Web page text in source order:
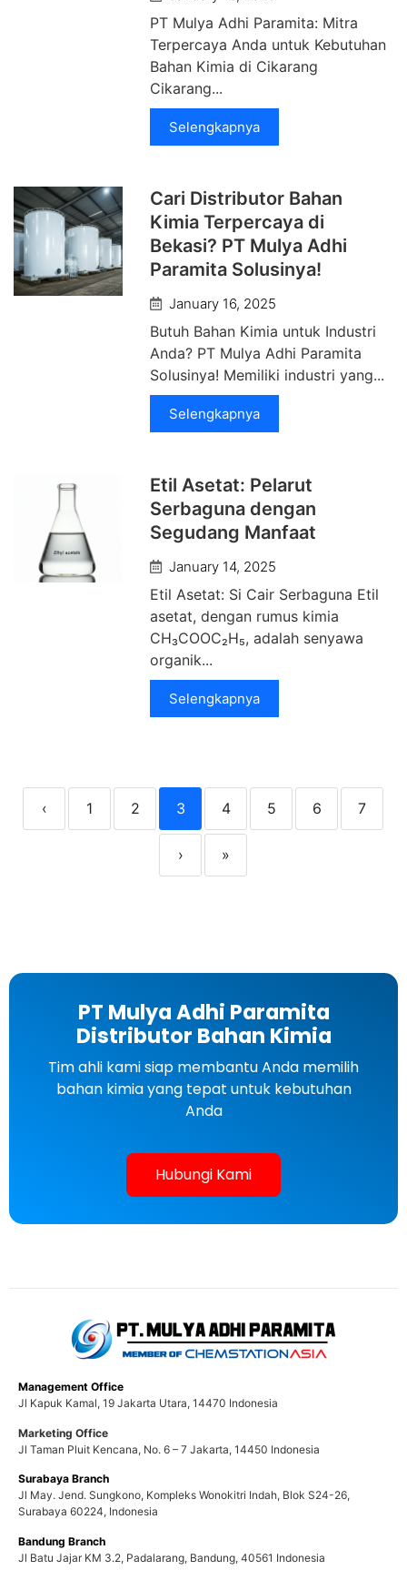
PT Mulya Adhi Paramita: Mitra
Terpercaya Anda untuk Kebutuhan
Bahan Kimia di Cikarang
Cikarang...
Selengkapnya
Cari Distributor Bahan
Kimia Terpercaya di
Bekasi? PT Mulya Adhi
Paramita Solusinya!
January 16, 2025
Butuh Bahan Kimia untuk Industri
Anda? PT Mulya Adhi Paramita
Solusinya! Memiliki industri yang...
Selengkapnya
Etil Asetat: Pelarut
Serbaguna dengan
Segudang Manfaat
January 14, 2025
Etil Asetat: Si Cair Serbaguna Etil
asetat, dengan rumus kimia
CH₃COOC₂H₅, adalah senyawa
organik...
Selengkapnya
‹ 1 2 3 4 5 6 7
› »
PT Mulya Adhi Paramita
Distributor Bahan Kimia
Tim ahli kami siap membantu Anda memilih
bahan kimia yang tepat untuk kebutuhan
Anda
Hubungi Kami
Management Office
Jl Kapuk Kamal, 19 Jakarta Utara, 14470 Indonesia
Marketing Office
Jl Taman Pluit Kencana, No. 6 – 7 Jakarta, 14450 Indonesia
Surabaya Branch
Jl May. Jend. Sungkono, Kompleks Wonokitri Indah, Blok S24-26,
Surabaya 60224, Indonesia
Bandung Branch
Jl Batu Jajar KM 3.2, Padalarang, Bandung, 40561 Indonesia